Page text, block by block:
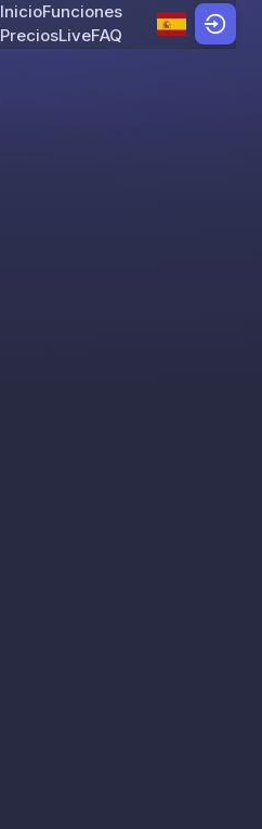
Skip to content
InicioFunciones
PreciosLiveFAQ